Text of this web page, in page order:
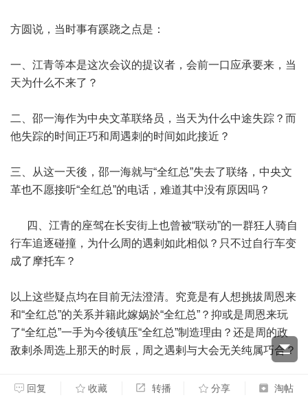
方圆说，当时事有蹊跷之点是：
一、江青等本是这次会议的提议者，会前一口应承要来，当
天为什么不来了？
二、邵一海作为中央文革联络员，当天为什么中途失踪？而
他失踪的时间正巧和周遇刺的时间如此接近？
三、从这一天後，邵一海就与“全红总”失去了联络，中央文
革也不愿接听“全红总”的电话，难道其中没有原因吗？
四、江青的座驾在长安街上也曾被“联动”的一群狂人骑自
行车追逐碰撞，为什么周的遇剌如此相似？只不过自行车变
成了摩托车？
以上这些疑点均在目前无法澄清。究竟是有人想挑拔周恩来
和“全红总”的关系并籍此嫁娲於“全红总”？抑或是周恩来玩
了“全红总”一手为今後镇压“全红总”制造理由？还是周的政
敌剌杀周选上那天的时辰，周之遇剌与大会无关纯属巧合？
九、王振海被劫持
回复 收藏 转播 分享 淘帖